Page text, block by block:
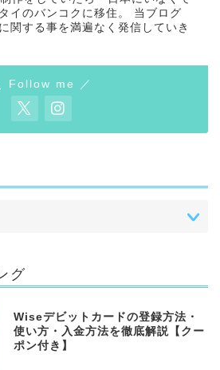
イのバンコクに移住。 当ブログ
関する事を満遍なく発信していき
Follow me ／
グ
Wiseデビットカードの登録方法・
使い方・入金方法を徹底解説【クー
ポン付き】